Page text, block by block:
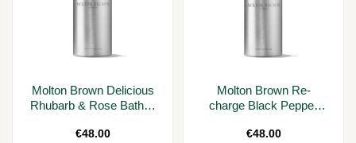
Molton Brown Delicious
Rhubarb & Rose Bath &
Bottle 400 ml
€48.00
Molton Brown Re-
charge Black Pepper
Infinite Bottle 400 ml
€48.00